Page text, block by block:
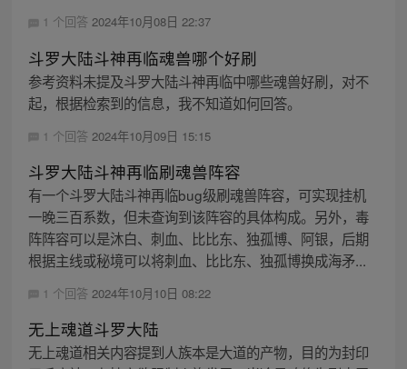
1 个回答 2024年10月08日 22:37
斗罗大陆斗神再临魂兽哪个好刷
参考资料未提及斗罗大陆斗神再临中哪些魂兽好刷，对不
起，根据检索到的信息，我不知道如何回答。
1 个回答 2024年10月09日 15:15
斗罗大陆斗神再临刷魂兽阵容
有一个斗罗大陆斗神再临bug级刷魂兽阵容，可实现挂机
一晚三百系数，但未查询到该阵容的具体构成。另外，毒
阵阵容可以是沐白、刺血、比比东、独孤博、阿银，后期
根据主线或秘境可以将刺血、比比东、独孤博换成海矛...
1 个回答 2024年10月10日 08:22
无上魂道斗罗大陆
无上魂道相关内容提到人族本是大道的产物，目的为封印